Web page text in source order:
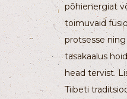
põhienergiat
toimuvaid
protsesse
tasakaalus
head tervist.
Tiibeti